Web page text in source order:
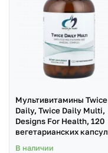
Мультивитамины Twice
Daily, Twice Daily Multi,
Designs For Health, 120
вегетарианских капсул
В наличии